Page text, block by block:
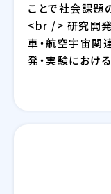
ことで社会課題
<br /> 研究開発
車・航空宇宙関
発・実験におけ
ーネット、EC
のシステム開発